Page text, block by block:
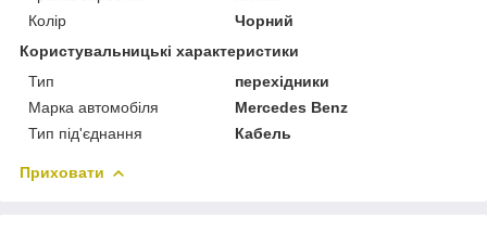
Колір
Чорний
Користувальницькі характеристики
Тип
перехідники
Марка автомобіля
Mercedes Benz
Тип під'єднання
Кабель
Приховати